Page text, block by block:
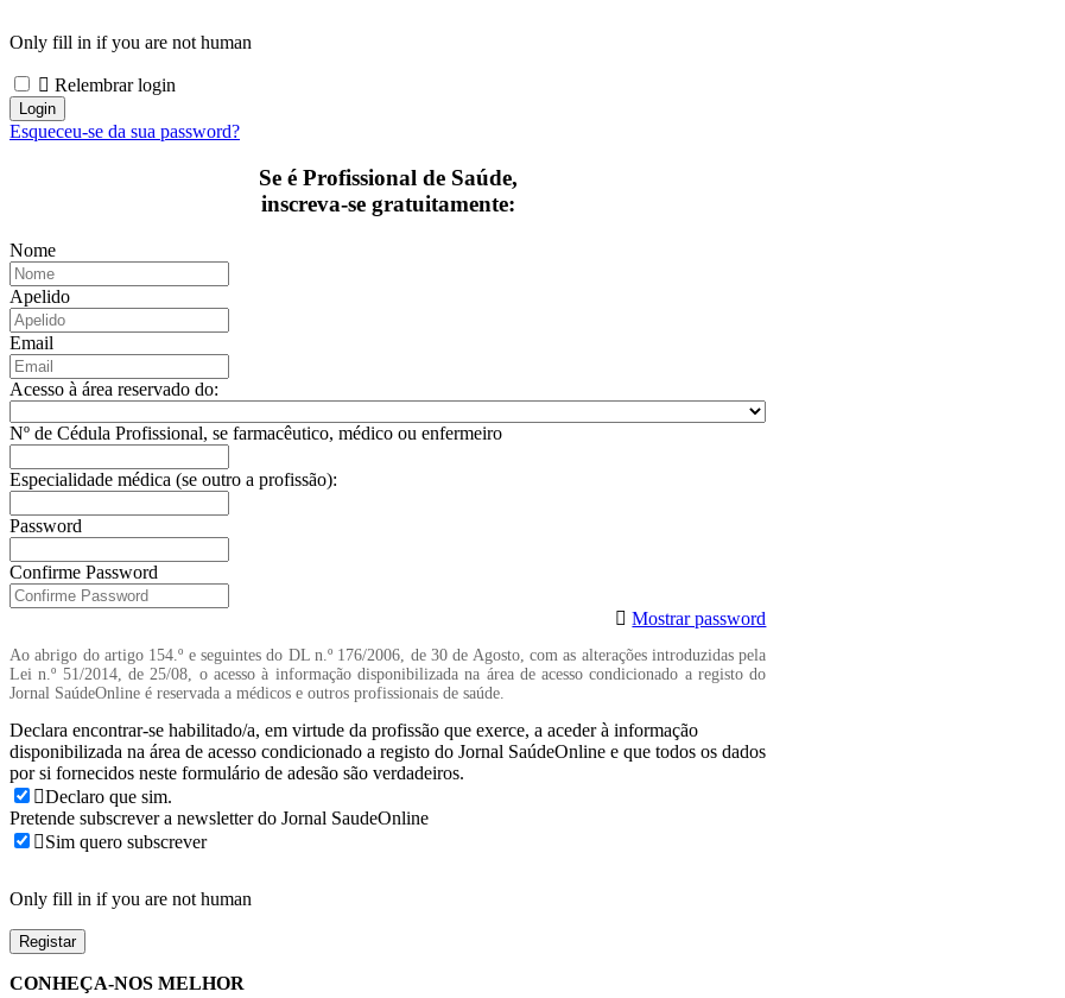
Only fill in if you are not human
Relembrar login
Esqueceu-se da sua password?
Se é Profissional de Saúde,
inscreva-se gratuitamente:
Nome
Apelido
Email
Acesso à área reservado do:
Nº de Cédula Profissional, se farmacêutico, médico ou enfermeiro
Especialidade médica (se outro a profissão):
Password
Confirme Password
Mostrar password
Ao abrigo do artigo 154.º e seguintes do DL n.º 176/2006, de 30 de Agosto, com as alterações introduzidas pela
Lei n.º 51/2014, de 25/08, o acesso à informação disponibilizada na área de acesso condicionado a registo do
Jornal SaúdeOnline é reservada a médicos e outros profissionais de saúde.
Declara encontrar-se habilitado/a, em virtude da profissão que exerce, a aceder à informação
disponibilizada na área de acesso condicionado a registo do Jornal SaúdeOnline e que todos os dados
por si fornecidos neste formulário de adesão são verdadeiros.
Declaro que sim.
Pretende subscrever a newsletter do Jornal SaudeOnline
Sim quero subscrever
Only fill in if you are not human
CONHEÇA-NOS MELHOR